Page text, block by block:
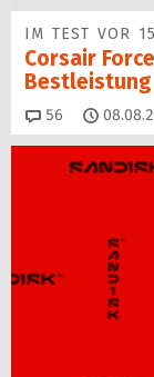
IM TEST VOR
Corsair
Bestleistung
56 Kommentare